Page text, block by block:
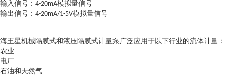
输入信号：4-20mA模拟量信号
输出信号：4-20mA/1-5V模拟量信号
海王星机械隔膜式和液压隔膜式计量泵广泛应用于以下行业的流体计量：
农业
电厂
石油和天然气